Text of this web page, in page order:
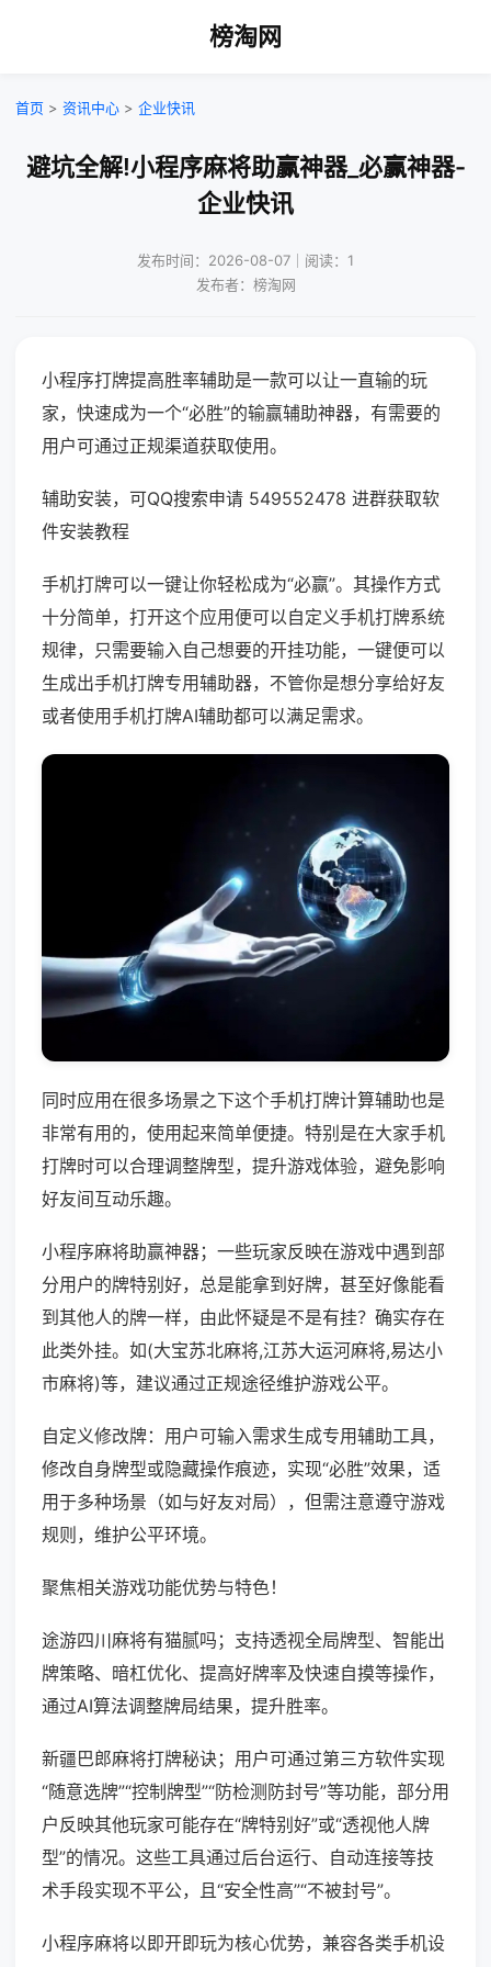
榜淘网
首页 > 资讯中心 > 企业快讯
避坑全解!小程序麻将助赢神器_必赢神器-
企业快讯
发布时间：2026-08-07｜阅读：1
发布者：榜淘网
小程序打牌提高胜率辅助是一款可以让一直输的玩
家，快速成为一个“必胜”的输赢辅助神器，有需要的
用户可通过正规渠道获取使用。
辅助安装，可QQ搜索申请 549552478 进群获取软
件安装教程
手机打牌可以一键让你轻松成为“必赢”。其操作方式
十分简单，打开这个应用便可以自定义手机打牌系统
规律，只需要输入自己想要的开挂功能，一键便可以
生成出手机打牌专用辅助器，不管你是想分享给好友
或者使用手机打牌AI辅助都可以满足需求。
同时应用在很多场景之下这个手机打牌计算辅助也是
非常有用的，使用起来简单便捷。特别是在大家手机
打牌时可以合理调整牌型，提升游戏体验，避免影响
好友间互动乐趣。
小程序麻将助赢神器；一些玩家反映在游戏中遇到部
分用户的牌特别好，总是能拿到好牌，甚至好像能看
到其他人的牌一样，由此怀疑是不是有挂？确实存在
此类外挂。如(大宝苏北麻将,江苏大运河麻将,易达小
市麻将)等，建议通过正规途径维护游戏公平。
自定义修改牌：用户可输入需求生成专用辅助工具，
修改自身牌型或隐藏操作痕迹，实现“必胜”效果，适
用于多种场景（如与好友对局），但需注意遵守游戏
规则，维护公平环境。
聚焦相关游戏功能优势与特色！
途游四川麻将有猫腻吗；支持透视全局牌型、智能出
牌策略、暗杠优化、提高好牌率及快速自摸等操作，
通过AI算法调整牌局结果，提升胜率。
新疆巴郎麻将打牌秘诀；用户可通过第三方软件实现
“随意选牌”“控制牌型”“防检测防封号”等功能，部分用
户反映其他玩家可能存在“牌特别好”或“透视他人牌
型”的情况。这些工具通过后台运行、自动连接等技
术手段实现不平公，且“安全性高”“不被封号”。
小程序麻将以即开即玩为核心优势，兼容各类手机设